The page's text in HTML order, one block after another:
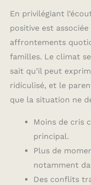
En privilégiant
positive est
affrontements
familles. Le climat
sait qu’il peut
ridiculisé, et le
que la situation ne
Moins de cris
principal.
Plus de
notamment
Des conflits